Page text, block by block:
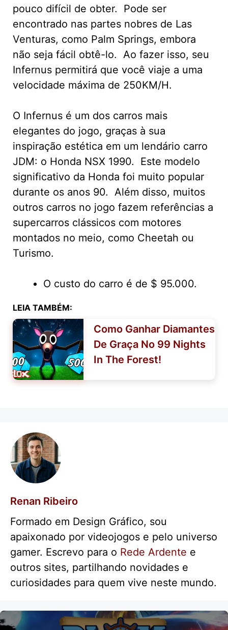
pouco difícil de obter. Pode ser
encontrado nas partes nobres de Las
Venturas, como Palm Springs, embora
não seja fácil obtê-lo. Ao fazer isso, seu
Infernus permitirá que você viaje a uma
velocidade máxima de 250KM/H.
O Infernus é um dos carros mais
elegantes do jogo, graças à sua
inspiração estética em um lendário carro
JDM: o Honda NSX 1990. Este modelo
significativo da Honda foi muito popular
durante os anos 90. Além disso, muitos
outros carros no jogo fazem referências a
supercarros clássicos com motores
montados no meio, como Cheetah ou
Turismo.
O custo do carro é de $ 95.000.
LEIA TAMBÉM:
Como Ganhar Diamantes
De Graça No 99 Nights
In The Forest!
Renan Ribeiro
Formado em Design Gráfico, sou
apaixonado por videojogos e pelo universo
gamer. Escrevo para o Rede Ardente e
outros sites, partilhando novidades e
curiosidades para quem vive neste mundo.